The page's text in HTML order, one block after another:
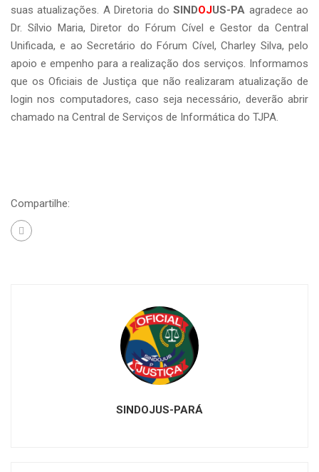
suas atualizações. A Diretoria doSINDOJUS-PA agradece ao
Dr. Sílvio Maria, Diretor do Fórum Cível e Gestor da Central
Unificada, e ao Secretário do Fórum Cível, Charley Silva, pelo
apoio e empenho para a realização dos serviços. Informamos
que os Oficiais de Justiça que não realizaram atualização de
login nos computadores, caso seja necessário, deverão abrir
chamado na Central de Serviços de Informática do TJPA.
Compartilhe:
SINDOJUS-PARÁ